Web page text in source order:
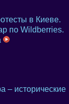
в Киеве.
по Wildberries.
– исторические